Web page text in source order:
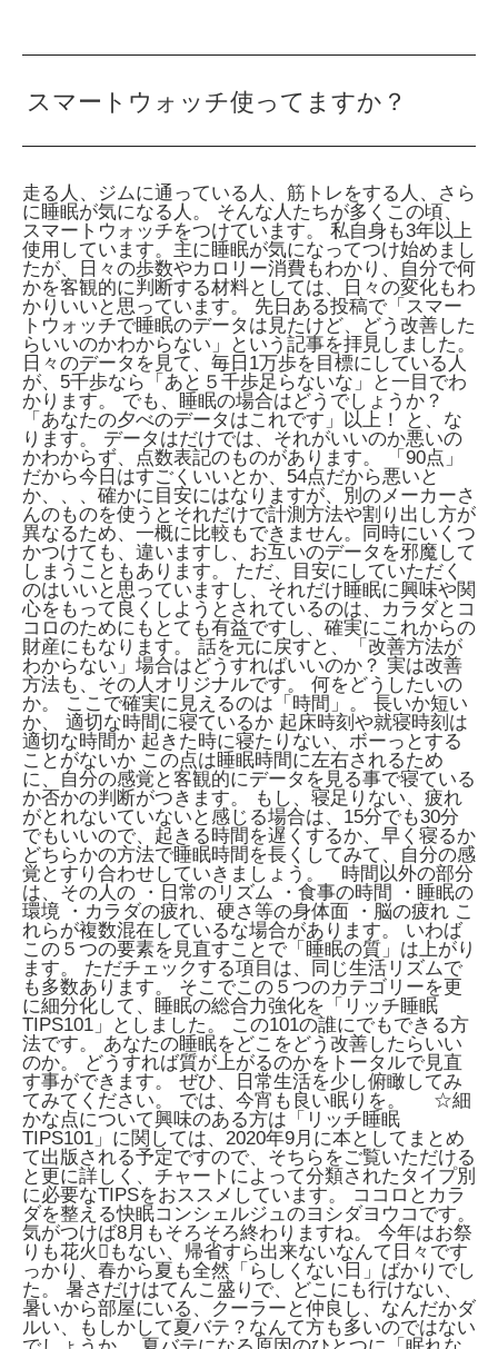
スマートウォッチ使ってますか？
走る人、ジムに通っている人、筋トレをする人、さら
に睡眠が気になる人。 そんな人たちが多くこの頃、
スマートウォッチをつけています。 私自身も3年以上
使用しています。主に睡眠が気になってつけ始めまし
たが、日々の歩数やカロリー消費もわかり、自分で何
かを客観的に判断する材料としては、日々の変化もわ
かりいいと思っています。 先日ある投稿で「スマー
トウォッチで睡眠のデータは見たけど、どう改善した
らいいのかわからない」という記事を拝見しました。
日々のデータを見て、毎日1万歩を目標にしている人
が、5千歩なら「あと５千歩足らないな」と一目でわ
かります。 でも、睡眠の場合はどうでしょうか？
「あなたの夕べのデータはこれです」以上！ と、な
ります。 データはだけでは、それがいいのか悪いの
かわからず、点数表記のものがあります。 「90点」
だから今日はすごくいいとか、54点だから悪いと
か、、、確かに目安にはなりますが、別のメーカーさ
んのものを使うとそれだけで計測方法や割り出し方が
異なるため、一概に比較もできません。同時にいくつ
かつけても、違いますし、お互いのデータを邪魔して
しまうこともあります。 ただ、目安にしていただく
のはいいと思っていますし、それだけ睡眠に興味や関
心をもって良くしようとされているのは、カラダとコ
コロのためにもとても有益ですし、確実にこれからの
財産にもなります。 話を元に戻すと、「改善方法が
わからない」場合はどうすればいいのか？ 実は改善
方法も、その人オリジナルです。 何をどうしたいの
か。 ここで確実に見えるのは「時間」。 長いか短い
か、 適切な時間に寝ているか 起床時刻や就寝時刻は
適切な時間か 起きた時に寝たりない、ボーっとする
ことがないか この点は睡眠時間に左右されるため
に、自分の感覚と客観的にデータを見る事で寝ている
か否かの判断がつきます。 もし、寝足りない、疲れ
がとれないていないと感じる場合は、15分でも30分
でもいいので、起きる時間を遅くするか、早く寝るか
どちらかの方法で睡眠時間を長くしてみて、自分の感
覚とすり合わせしていきましょう。 時間以外の部分
は、その人の ・日常のリズム ・食事の時間 ・睡眠の
環境 ・カラダの疲れ、硬さ等の身体面 ・脳の疲れ こ
れらが複数混在しているな場合があります。 いわば
この５つの要素を見直すことで「睡眠の質」は上がり
ます。 ただチェックする項目は、同じ生活リズムで
も多数あります。 そこでこの５つのカテゴリーを更
に細分化して、睡眠の総合力強化を「リッチ睡眠
TIPS101」としました。 この101の誰にでもできる方
法です。 あなたの睡眠をどこをどう改善したらいい
のか。 どうすれば質が上がるのかをトータルで見直
す事ができます。 ぜひ、日常生活を少し俯瞰してみ
てみてください。 では、今宵も良い眠りを。 ☆細
かな点について興味のある方は「リッチ睡眠
TIPS101」に関しては、2020年9月に本としてまとめ
て出版される予定ですので、そちらをご覧いただける
と更に詳しく、チャートによって分類されたタイプ別
に必要なTIPSをおススメしています。 ココロとカラ
ダを整える快眠コンシェルジュのヨシダヨウコです。
気がつけば8月もそろそろ終わりますね。 今年はお祭
りも花火もない、帰省すら出来ないなんて日々です
っかり、春から夏も全然「らしくない日」ばかりでし
た。 暑さだけはてんこ盛りで、どこにも行けない、
暑いから部屋にいる、クーラーと仲良し、なんだかダ
ルい、もしかして夏バテ？なんて方も多いのではない